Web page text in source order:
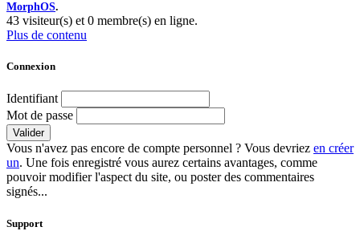
MorphOS.
43 visiteur(s) et 0 membre(s) en ligne.
Plus de contenu
Connexion
Identifiant
Mot de passe
Valider
Vous n'avez pas encore de compte personnel ? Vous devriez en créer
un. Une fois enregistré vous aurez certains avantages, comme
pouvoir modifier l'aspect du site, ou poster des commentaires
signés...
Support